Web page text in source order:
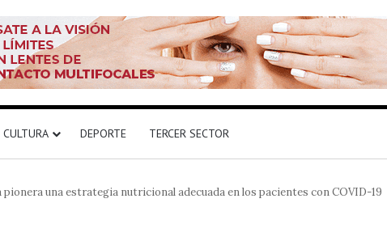
CULTURA DEPORTE TERCER SECTOR
una estrategia nutricional adecuada en los pacientes con COVID-19